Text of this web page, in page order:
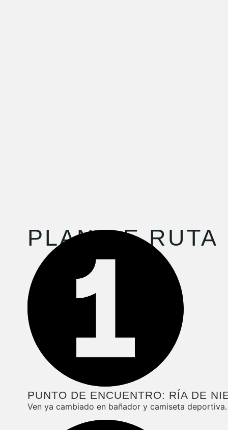
PLAN DE RUTA
PUNTO DE ENCUENTRO: RÍA DE
Ven ya cambiado en bañador y camiseta deportiva.